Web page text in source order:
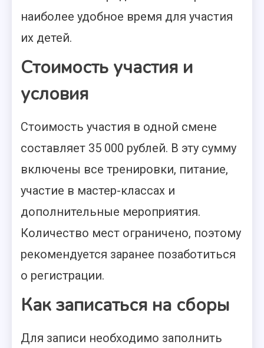
наиболее удобное время для участия
их детей.
Стоимость участия и
условия
Стоимость участия в одной смене
составляет 35 000 рублей. В эту сумму
включены все тренировки, питание,
участие в мастер-классах и
дополнительные мероприятия.
Количество мест ограничено, поэтому
рекомендуется заранее позаботиться
о регистрации.
Как записаться на сборы
Для записи необходимо заполнить